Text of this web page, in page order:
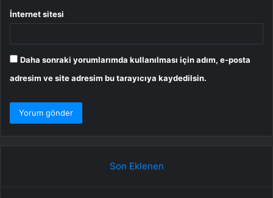
İnternet sitesi
Daha sonraki yorumlarımda kullanılması için adım, e-posta
adresim ve site adresim bu tarayıcıya kaydedilsin.
Son Eklenen